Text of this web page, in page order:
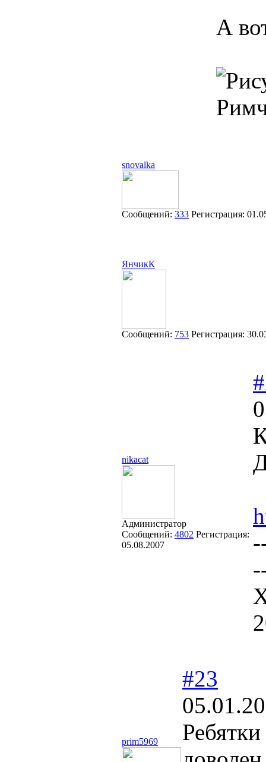
А
snovalka
Сообщений: 333 Регистрация:
ЯнчикК
Сообщений: 753 Регистрация:
nikacat
Администратор
Сообщений: 4802 Регистрация:
05.08.2007
prim5969
#23